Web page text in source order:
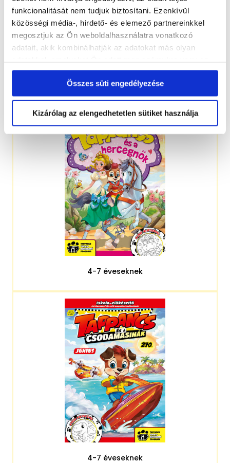
funkcionalitását nem tudjuk biztosítani. Ezenkívül
közösségi média-, hirdető- és elemező partnereinkkel
megosztjuk az Ön weboldalhasználatra vonatkozó
adatait, akik kombinálhatják az adatokat más olyan
Ön által használt más szolgáltatásokból gyűjtöttek.
Összes süti engedélyezése
Kizárólag az elengedhetetlen sütiket használja
4-6 éveseknek
4-7 éveseknek
4-7 éveseknek